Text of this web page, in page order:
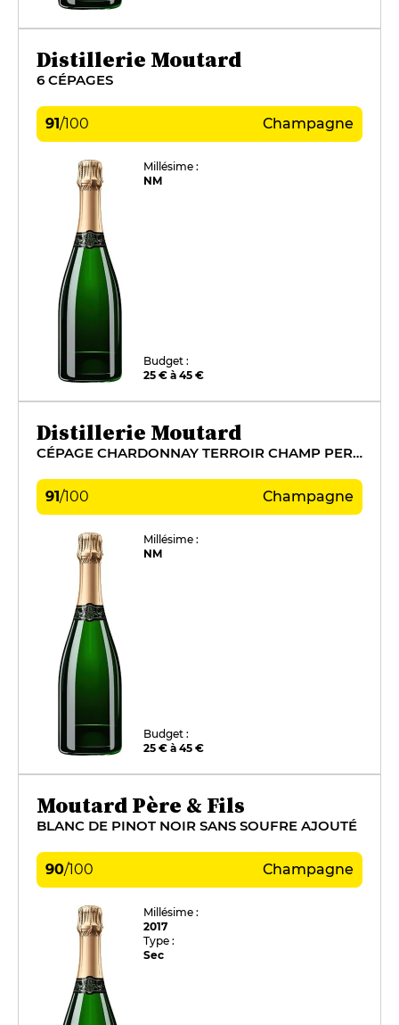
Distillerie Moutard
6 CÉPAGES
91/100 Champagne
Millésime :
NM
Budget :
25 € à 45 €
Distillerie Moutard
CÉPAGE CHARDONNAY TERROIR CHAMP PERSIN
91/100 Champagne
Millésime :
NM
Budget :
25 € à 45 €
Moutard Père & Fils
BLANC DE PINOT NOIR SANS SOUFRE AJOUTÉ
90/100 Champagne
Millésime :
2017
Type :
Sec